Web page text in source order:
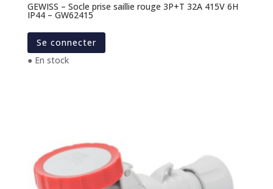
GEWISS – Socle prise saillie rouge 3P+T 32A 415V 6H
IP44 – GW62415
Se connecter
● En stock